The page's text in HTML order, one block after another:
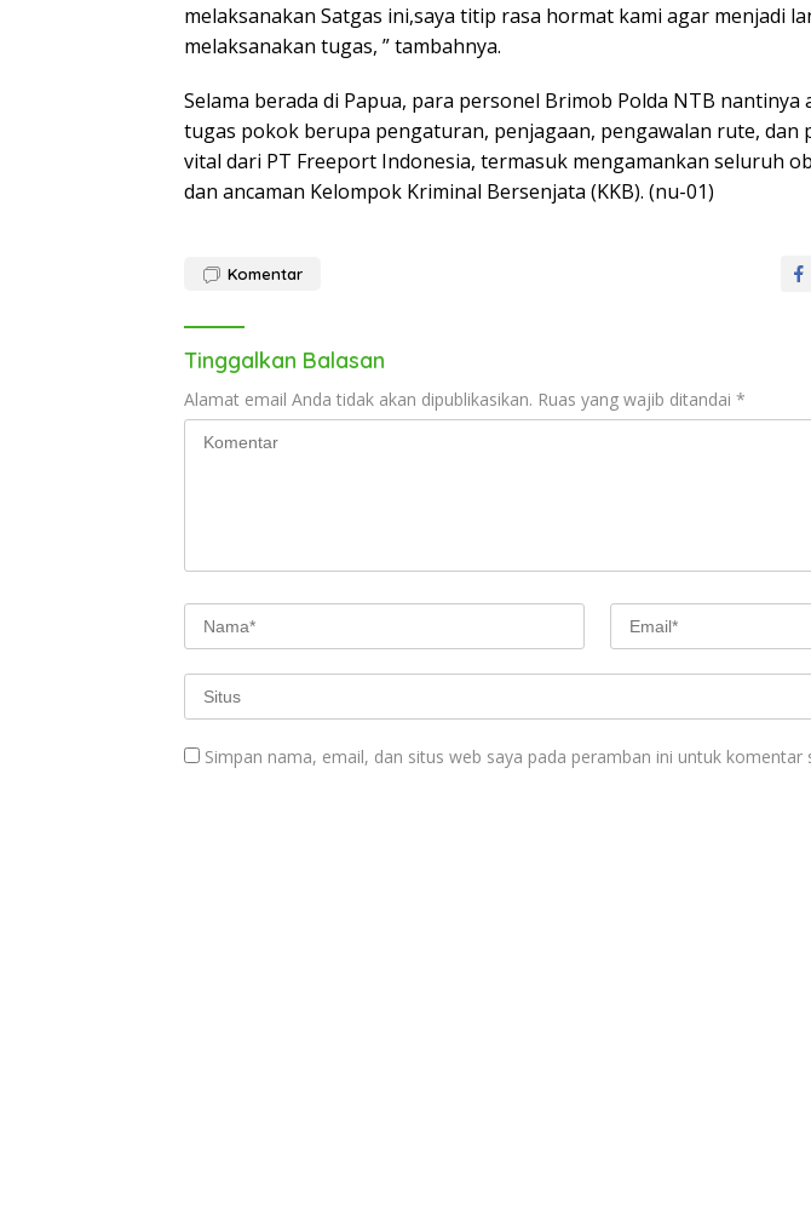
melaksanakan Satgas ini,saya titip rasa hormat kami agar menjadi
melaksanakan tugas, ” tambahnya.
Selama berada di Papua, para personel Brimob Polda NTB nantinya
tugas pokok berupa pengaturan, penjagaan, pengawalan rute, dan
vital dari PT Freeport Indonesia, termasuk mengamankan seluruh
dan ancaman Kelompok Kriminal Bersenjata (KKB). (nu-01)
Komentar
Tinggalkan Balasan
Alamat email Anda tidak akan dipublikasikan. Ruas yang wajib ditandai *
Simpan nama, email, dan situs web saya pada peramban ini untuk komentar